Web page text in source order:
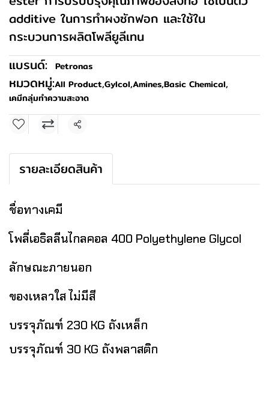
additive ในการทำผงซักฟอก และใช้ใน
กระบวนการผลิตโพลียูลีเทน
แบรนด์: Petronas
หมวดหมู่:All Product,Gylcol,Amines,Basic Chemical,
เคมีกลุ่มทำความสะอาด
แชร์
รายละเอียดสินค้า
ชื่อทางเคมี
โพลี่เอธิลลีนไกลคอล 400 Polyethylene Glycol
ลักษณะภายนอก
ของเหลวใส ไม่มีสี
บรรจุภัณฑ์ 230 KG ถังเหล็ก
บรรจุภัณฑ์ 30 KG ถังพลาสติก